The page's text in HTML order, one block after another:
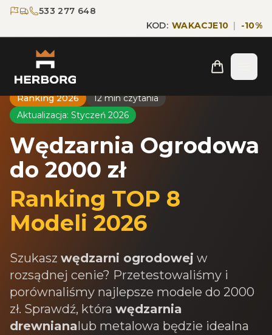
Przejdź do głównej treści
Przejdź do nawigacji
533 277 648
KOD: WAKACJE10 | -10%
Strona główna Wędzarnia Ogrodowa do 2000 zł
Ranking 2026
12 min czytania
Aktualizacja: Styczeń 2026
Wędzarnia Ogrodowa
do 2000 zł
Ranking TOP 8
Modeli 2026
Szukasz wędzarni ogrodowej w
rozsądnej cenie? Przetestowaliśmy i
porównaliśmy najlepsze modele do 2000
zł. Sprawdź, która wędzarnia
drewnianalub metalowa będzie idealna